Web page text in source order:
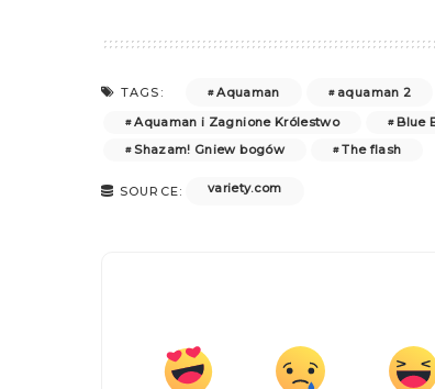
TAGS: Aquaman aquaman 2
Aquaman i Zagnione Królestwo
Blue
Shazam! Gniew bogów
The flash
SOURCE: variety.com